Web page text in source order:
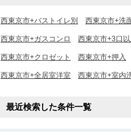
西東京市+バストイレ別 西東京市+洗
西東京市+ガスコンロ 西東京市+3口
西東京市+クロゼット 西東京市+押入
西東京市+全居室洋室 西東京市+室内
最近検索した条件一覧